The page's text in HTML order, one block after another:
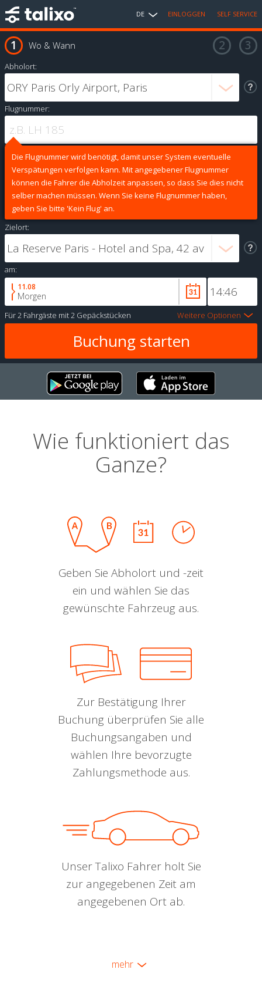
DE EINLOGGEN SELF SERVICE
Wo & Wann
Abholort:
Flugnummer:
Die Flugnummer wird benötigt, damit unser System eventuelle
Verspätungen verfolgen kann. Mit angegebener Flugnummer
können die Fahrer die Abholzeit anpassen, so dass Sie dies nicht
selber machen müssen. Wenn Sie keine Flugnummer haben,
geben Sie bitte 'Kein Flug' an.
Zielort:
am:
11.08
Morgen
Für2 Fahrgäste mit2 Gepäckstücken Weitere Optionen
Wie funktioniert das
Ganze?
Geben Sie Abholort und -zeit
ein und wählen Sie das
gewünschte Fahrzeug aus.
Zur Bestätigung Ihrer
Buchung überprüfen Sie alle
Buchungsangaben und
wählen Ihre bevorzugte
Zahlungsmethode aus.
Unser Talixo Fahrer holt Sie
zur angegebenen Zeit am
angegebenen Ort ab.
mehr